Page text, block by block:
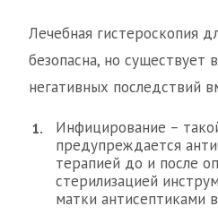
Лечебная гистероскопия
безопасна, но существует
негативных последствий
Инфицирование –
предупреждается
терапией до и после
стерилизацией
матки антисептиками